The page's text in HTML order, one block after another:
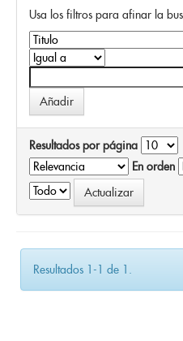
Usa los filtros para afinar la
Resultados por página
En orden
Resultados 1-1 de 1.